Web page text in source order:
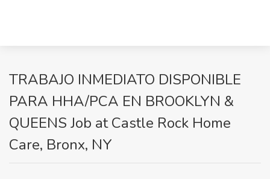
TRABAJO INMEDIATO DISPONIBLE
PARA HHA/PCA EN BROOKLYN &
QUEENS Job at Castle Rock Home
Care, Bronx, NY